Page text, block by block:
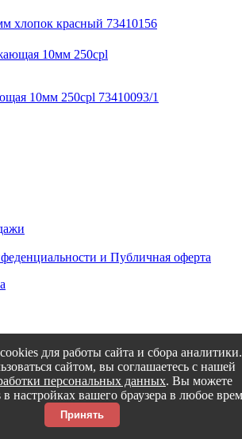
хлопок красный 73410156
10мм 250cpl 73410093/1
и Публичная оферта
изделиедля работы сайта и сбора аналитики.
сайтом, вы соглашаетесь с нашей
персональных данных. Вы можете
настройках вашего браузера в любое
Принять